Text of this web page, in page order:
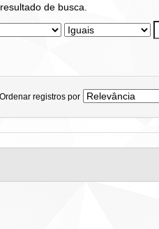
de busca.
Ordenar registros por